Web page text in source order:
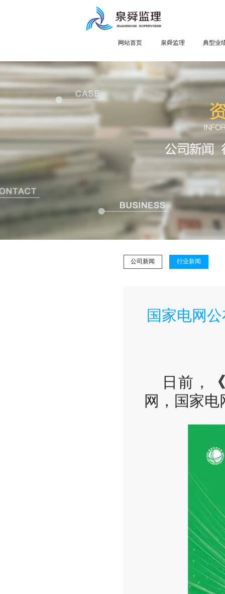
网站首页 泉舜监理 典型业
公司新闻 行业新闻
国家电网
日前，
网，国家电